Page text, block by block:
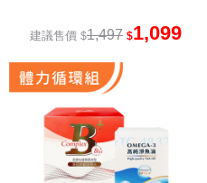
建議售價 $1,497 $1,099